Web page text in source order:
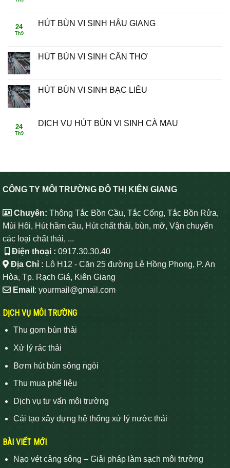
24
Th9
HÚT BÙN VI SINH HẬU GIANG
HÚT BÙN VI SINH CẦN THƠ
HÚT BÙN VI SINH BẠC LIÊU
24
Th9
DỊCH VỤ HÚT BÙN VI SINH CÀ MAU
CÔNG TY MÔI TRƯỜNG ĐÔ THỊ KIÊN GIANG
Chuyên: Thông Tắc Bồn Cầu, Tắc Cống, Tắc Bồn Rửa,
Mùi Hôi, Hút hầm cầu, Hút chất thải, bùn, mỡ, Vận chuyển
các loại chất thải, ...
Điện thoại : 0917.30.30.40
Địa Chỉ : Lô H12 - Căn 25 đường Lê Hồng Phong, P. An
Hòa, Tp. Rạch Giá, Kiên Giang
Email : yourmail@gmail.com
DỊCH VỤ MÔI TRƯỜNG
Thu gom bùn thải
Xử lý rác thải
Bơm hút bùn sông ngòi
Thu mua phế liệu
Dịch vụ tư vấn môi trường
Cải tạo xây dựng hệ thống xử lý nước thải
BÀI VIẾT MỚI
Nạo vét cảng sông – Giải pháp làm sạch môi trường